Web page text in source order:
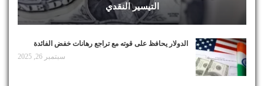
التيسير النقدي
الدولار يحافظ على قوته مع تراجع رهانات خفض الفائدة
سبتمبر 26, 2025